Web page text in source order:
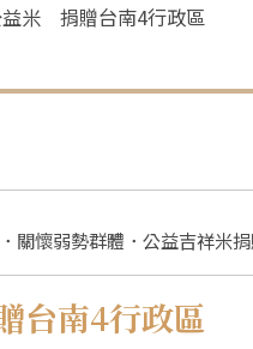
益米 捐贈台南4行政區
關懷弱勢群體．公益吉祥米
台南4行政區